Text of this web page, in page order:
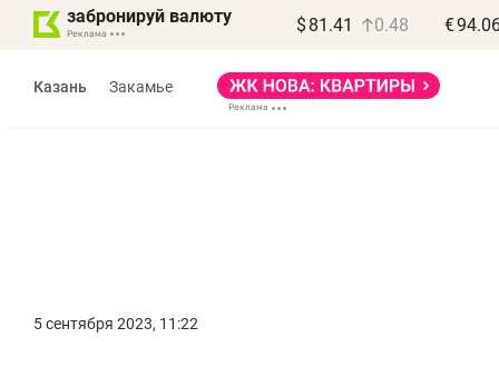
забронируй валюту $ 81.41 0.48 €
Казань Закамье
5 сентября 2023, 11:22